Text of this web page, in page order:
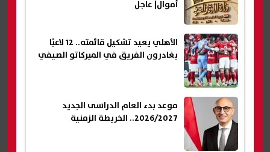
أموال| عاجل
الأهلي يعيد تشكيل قائمته.. 12 لاعبًا
يغادرون الفريق في الميركاتو الصيفي
موعد بدء العام الدراسى الجديد
2026/2027.. الخريطة الزمنية